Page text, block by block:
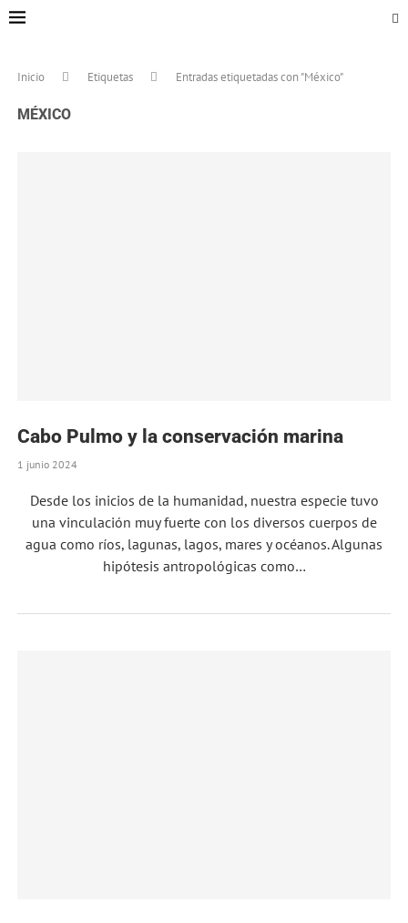
Inicio Etiquetas Entradas etiquetadas con "México"
MÉXICO
Cabo Pulmo y la conservación marina
1 junio 2024
Desde los inicios de la humanidad, nuestra especie tuvo
una vinculación muy fuerte con los diversos cuerpos de
agua como ríos, lagunas, lagos, mares y océanos. Algunas
hipótesis antropológicas como…